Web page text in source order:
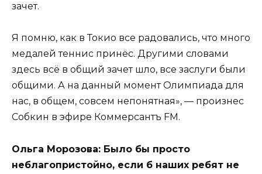
зачет.
Я помню, как в Токио все радовались, что много
медалей теннис принёс. Другими словами
здесь всё в общий зачет шло, все заслуги были
общими. А на данный момент Олимпиада для
нас, в общем, совсем непонятная», — произнес
Собкин в эфире Коммерсантъ FM.
Ольга Морозова: Было бы просто
неблагопристойно, если б наших ребят не